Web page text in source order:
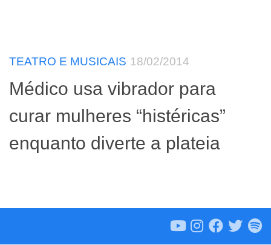
TEATRO E MUSICAIS 18/02/2014
Médico usa vibrador para
curar mulheres “histéricas”
enquanto diverte a plateia